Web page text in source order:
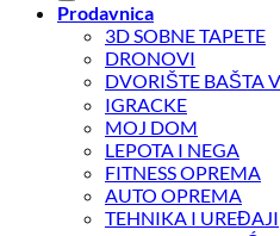
Prodavnica
3D SOBNE TAPETE
DRONOVI
DVORIŠTE BAŠTA
IGRACKE
MOJ DOM
LEPOTA I NEGA
FITNESS OPREMA
AUTO OPREMA
TEHNIKA I UREĐAJI